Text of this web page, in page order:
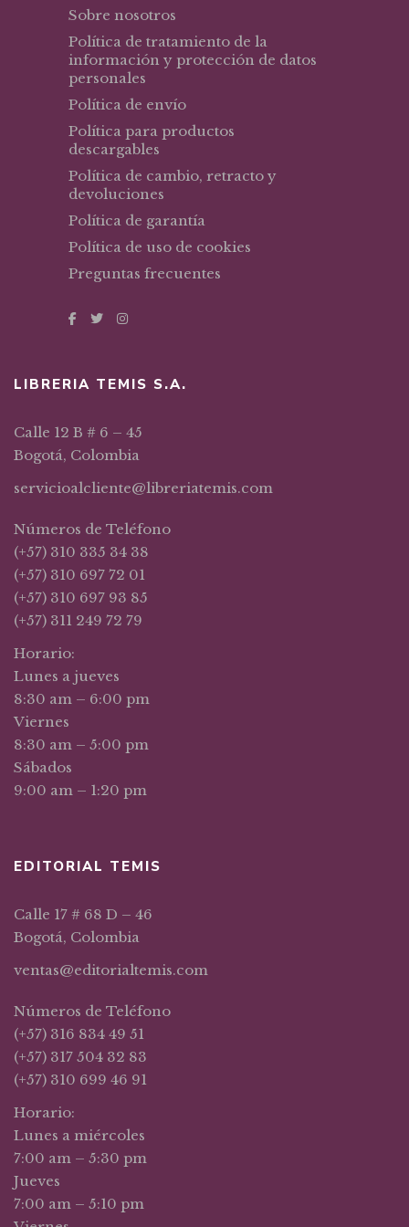
Sobre nosotros
Política de tratamiento de la
información y protección de datos
personales
Política de envío
Política para productos
descargables
Política de cambio, retracto y
devoluciones
Política de garantía
Política de uso de cookies
Preguntas frecuentes
LIBRERIA TEMIS S.A.
Calle 12 B # 6 – 45
Bogotá, Colombia
servicioalcliente@libreriatemis.com
Números de Teléfono
(+57) 310 335 34 38
(+57) 310 697 72 01
(+57) 310 697 93 85
(+57) 311 249 72 79
Horario:
Lunes a jueves
8:30 am – 6:00 pm
Viernes
8:30 am – 5:00 pm
Sábados
9:00 am – 1:20 pm
EDITORIAL TEMIS
Calle 17 # 68 D – 46
Bogotá, Colombia
ventas@editorialtemis.com
Números de Teléfono
(+57) 316 834 49 51
(+57) 317 504 32 83
(+57) 310 699 46 91
Horario:
Lunes a miércoles
7:00 am – 5:30 pm
Jueves
7:00 am – 5:10 pm